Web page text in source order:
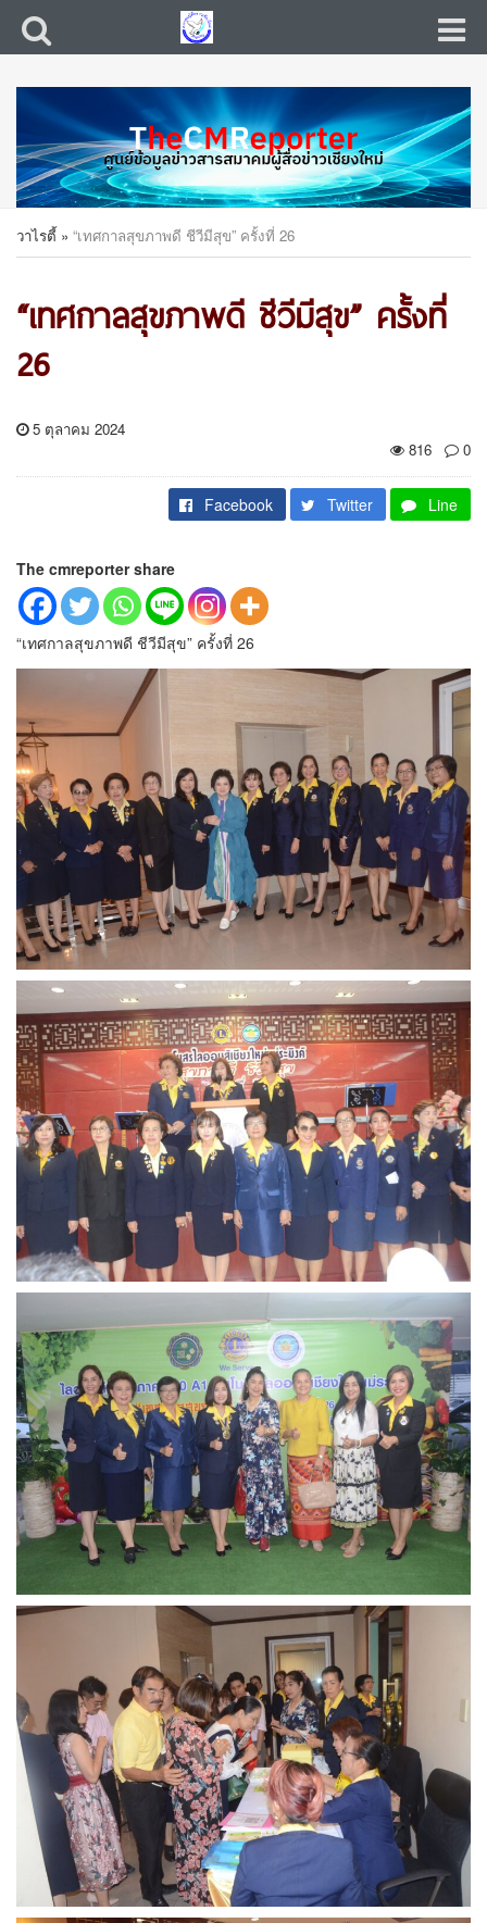
วาไรตี้ » “เทศกาลสุขภาพดี ชีวีมีสุข” ครั้งที่ 26
“เทศกาลสุขภาพดี ชีวีมีสุข” ครั้งที่
26
5 ตุลาคม 2024
816
0
Facebook Twitter Line
The cmreporter share
“เทศกาลสุขภาพดี ชีวีมีสุข” ครั้งที่ 26